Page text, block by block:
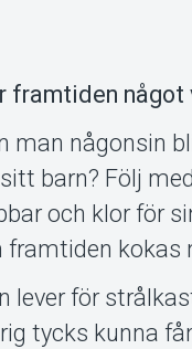
framtiden något
man någonsin
barn? Följ
och klor för
framtiden kokas
lever för
tycks kunna